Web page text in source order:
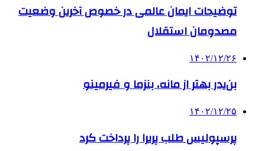
توضیحات ایمان عالمی در خصوص آخرین وضعیت
مصدومان استقلال
۱۴۰۲/۱۲/۲۶
بن‌یدر بهتر از مانه، بنزما و فیرمینو
۱۴۰۲/۱۲/۲۵
پرسپولیس طلب پریرا را پرداخت کرد